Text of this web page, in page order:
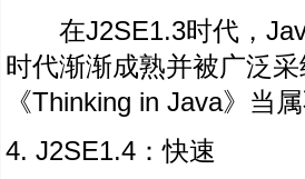
在J2SE1.3时代，
时代渐渐成熟并被广泛
《Thinking in Java》当
4. J2SE1.4：快速